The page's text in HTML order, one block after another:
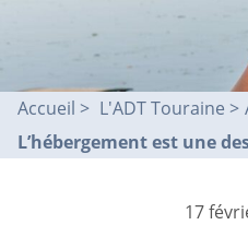
Accueil L'ADT Touraine >
L’hébergement est une
17